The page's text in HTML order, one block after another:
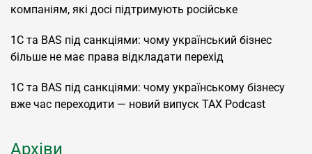
компаніям, які досі підтримують російське
1С та BAS під санкціями: чому український бізнес
більше не має права відкладати перехід
1С та BAS під санкціями: чому українському бізнесу
вже час переходити — новий випуск TAX Podcast
Архіви